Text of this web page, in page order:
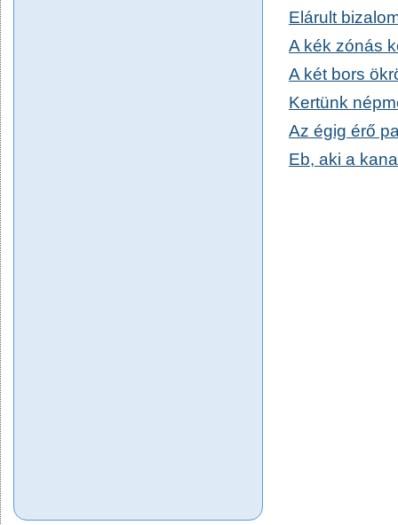
Elárult
A kék zónás
A két bors
Kertünk
Az égig érő
Eb, aki a